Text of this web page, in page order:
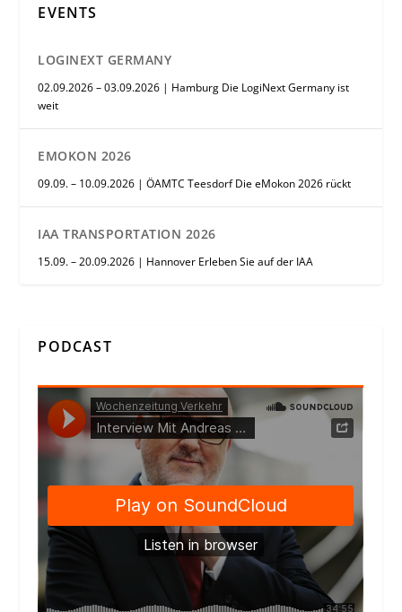
EVENTS
LOGINEXT GERMANY
02.09.2026 – 03.09.2026 | Hamburg Die LogiNext Germany ist
weit
EMOKON 2026
09.09. – 10.09.2026 | ÖAMTC Teesdorf Die eMokon 2026 rückt
IAA TRANSPORTATION 2026
15.09. – 20.09.2026 | Hannover Erleben Sie auf der IAA
PODCAST